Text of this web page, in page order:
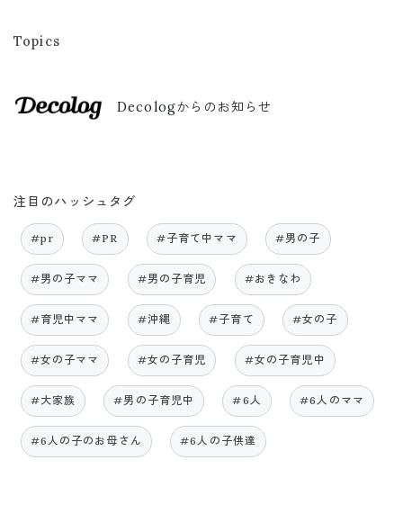
Topics
Decologからのお知らせ
注目のハッシュタグ
#pr #PR #子育て中ママ #男の子
#男の子ママ #男の子育児 #おきなわ
#育児中ママ #沖縄 #子育て #女の子
#女の子ママ #女の子育児 #女の子育児中
#大家族 #男の子育児中 #6人 #6人のママ
#6人の子のお母さん #6人の子供達